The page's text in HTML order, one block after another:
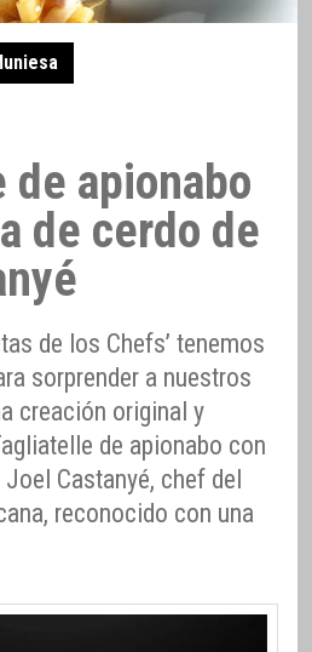
apionabo
de cerdo de
de los Chefs’ tenemos
sorprender a nuestros
creación original y
de apionabo con
Castanyé, chef del
reconocido con una